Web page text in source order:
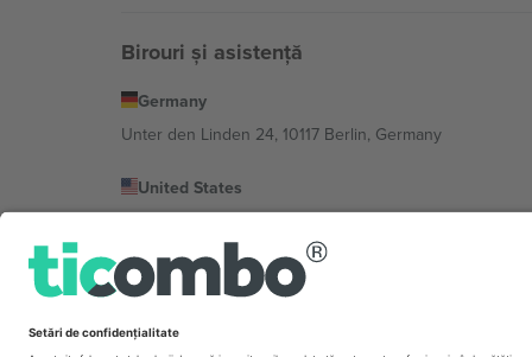
Birouri și asistență
Germany
Unter den Linden 24, 10117 Berlin, Germany
United States
131 Continental Dr, Suite 305, Newark, Delaware 19713,
Bulgaria